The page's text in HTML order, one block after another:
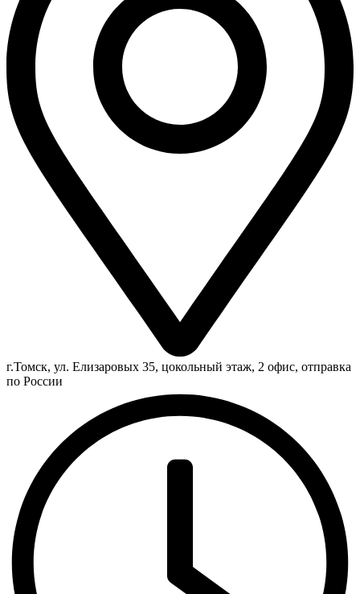
г.Томск, ул. Елизаровых 35, цокольный этаж, 2 офис, отправка
по России